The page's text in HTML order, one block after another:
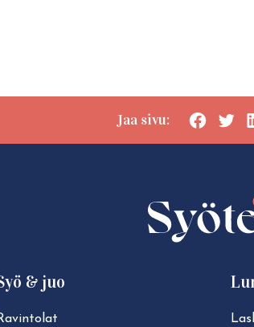
Jaa sivu:
& juo